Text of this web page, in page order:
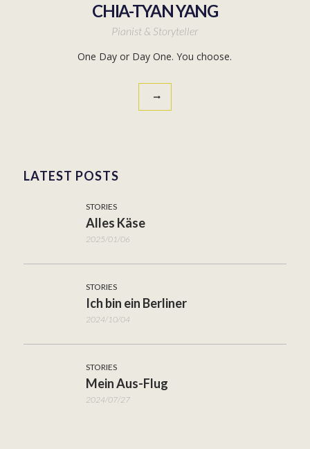
CHIA-TYAN YANG
Pianist & Storyteller
One Day or Day One. You choose.
LATEST POSTS
STORIES
Alles Käse
2025/01/06
STORIES
Ich bin ein Berliner
2024/10/04
STORIES
Mein Aus-Flug
2024/07/27